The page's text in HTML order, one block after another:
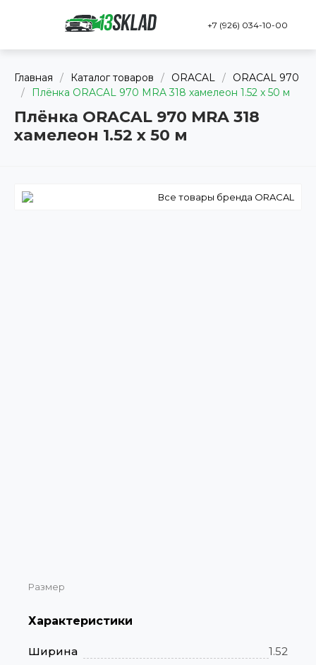
+7 (926) 034-10-00
Главная / Каталог товаров / ORACAL /
ORACAL 970
/
Плёнка ORACAL 970 MRA 318 хамелеон 1.52 x 50 м
Плёнка ORACAL 970 MRA 318
хамелеон 1.52 x 50 м
Все товары бренда ORACAL
Размер
Характеристики
Ширина
1.52